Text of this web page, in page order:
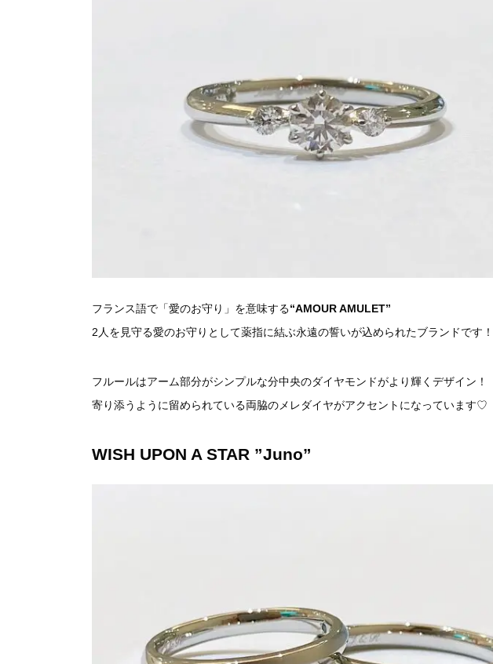
フランス語で「愛のお守り」を意味する“AMOUR AMULET”
2人を見守る愛のお守りとして薬指に結ぶ永遠の誓いが込められたブランドです！
フルールはアーム部分がシンプルな分中央のダイヤモンドがより輝くデザイン！
寄り添うように留められている両脇のメレダイヤがアクセントになっています♡
WISH UPON A STAR ”Juno”